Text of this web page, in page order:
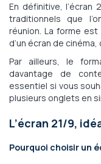
En définitive, l’écran
traditionnels que
réunion. La forme
d’un écran de
Par ailleurs, le
davantage de
essentiel si vous
plusieurs onglets en
L’écran 21/9,
Pourquoi choisir un